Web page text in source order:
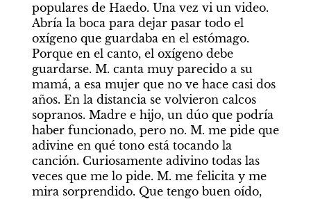
populares de Haedo. Una vez vi un video.
Abría la boca para dejar pasar todo el
oxígeno que guardaba en el estómago.
Porque en el canto, el oxígeno debe
guardarse. M. canta muy parecido a su
mamá, a esa mujer que no ve hace casi dos
años. En la distancia se volvieron calcos
sopranos. Madre e hijo, un dúo que podría
haber funcionado, pero no. M. me pide que
adivine en qué tono está tocando la
canción. Curiosamente adivino todas las
veces que me lo pide. M. me felicita y me
mira sorprendido. Que tengo buen oído,